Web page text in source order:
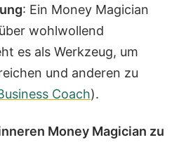
: Ein Money Magician
wohlwollend
es als Werkzeug, um
und anderen zu
Coach).
Money Magician zu